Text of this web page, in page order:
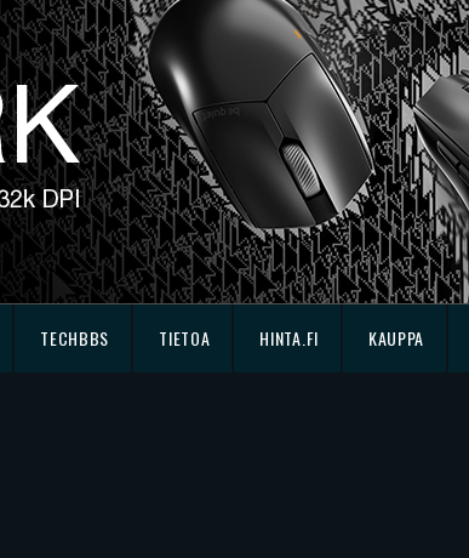
TECHBBS TIETOA HINTA.FI KAUPPA